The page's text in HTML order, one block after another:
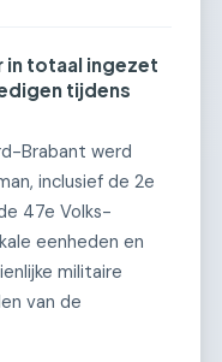
in totaal ingezet
tijdens
Brabant werd
inclusief de 2e
47e Volks-
eenheden en
militaire
van de